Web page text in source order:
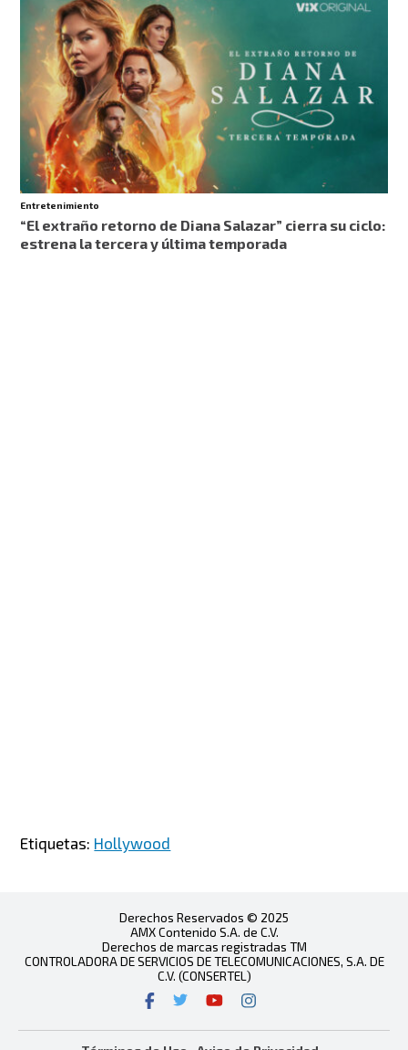
Entretenimiento
“El extraño retorno de Diana Salazar” cierra su ciclo:
estrena la tercera y última temporada
Etiquetas: Hollywood
Derechos Reservados © 2025
AMX Contenido S.A. de C.V.
Derechos de marcas registradas TM
CONTROLADORA DE SERVICIOS DE TELECOMUNICACIONES, S.A. DE
C.V. (CONSERTEL)